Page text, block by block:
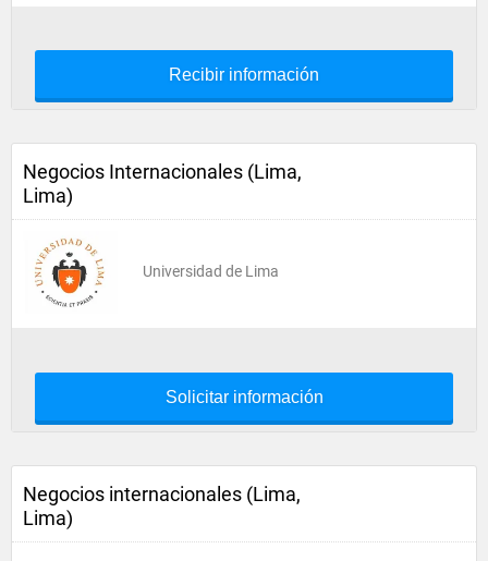
Recibir información
Negocios Internacionales (Lima,
Lima)
Universidad de Lima
Solicitar información
Negocios internacionales (Lima,
Lima)